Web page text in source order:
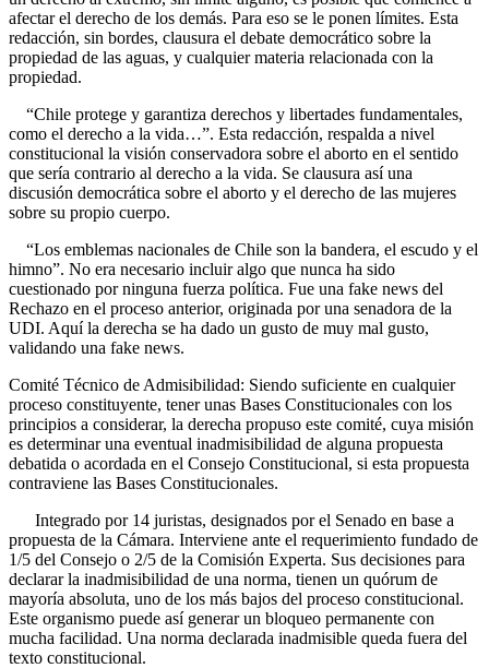
afectar el derecho de los demás. Para eso se le ponen límites. Esta
redacción, sin bordes, clausura el debate democrático sobre la
propiedad de las aguas, y cualquier materia relacionada con la
propiedad.
“Chile protege y garantiza derechos y libertades fundamentales,
como el derecho a la vida…”. Esta redacción, respalda a nivel
constitucional la visión conservadora sobre el aborto en el sentido
que sería contrario al derecho a la vida. Se clausura así una
discusión democrática sobre el aborto y el derecho de las mujeres
sobre su propio cuerpo.
“Los emblemas nacionales de Chile son la bandera, el escudo y el
himno”. No era necesario incluir algo que nunca ha sido
cuestionado por ninguna fuerza política. Fue una fake news del
Rechazo en el proceso anterior, originada por una senadora de la
UDI. Aquí la derecha se ha dado un gusto de muy mal gusto,
validando una fake news.
Comité Técnico de Admisibilidad: Siendo suficiente en cualquier
proceso constituyente, tener unas Bases Constitucionales con los
principios a considerar, la derecha propuso este comité, cuya misión
es determinar una eventual inadmisibilidad de alguna propuesta
debatida o acordada en el Consejo Constitucional, si esta propuesta
contraviene las Bases Constitucionales.
Integrado por 14 juristas, designados por el Senado en base a
propuesta de la Cámara. Interviene ante el requerimiento fundado de
1/5 del Consejo o 2/5 de la Comisión Experta. Sus decisiones para
declarar la inadmisibilidad de una norma, tienen un quórum de
mayoría absoluta, uno de los más bajos del proceso constitucional.
Este organismo puede así generar un bloqueo permanente con
mucha facilidad. Una norma declarada inadmisible queda fuera del
texto constitucional.